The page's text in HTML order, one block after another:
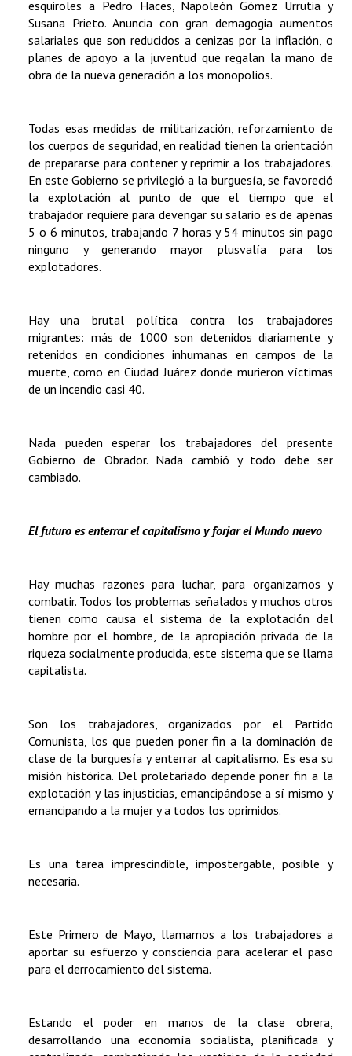
esquiroles a Pedro Haces, Napoleón Gómez Urrutia y
Susana Prieto. Anuncia con gran demagogia aumentos
salariales que son reducidos a cenizas por la inflación, o
planes de apoyo a la juventud que regalan la mano de
obra de la nueva generación a los monopolios.
Todas esas medidas de militarización, reforzamiento de
los cuerpos de seguridad, en realidad tienen la orientación
de prepararse para contener y reprimir a los trabajadores.
En este Gobierno se privilegió a la burguesía, se favoreció
la explotación al punto de que el tiempo que el
trabajador requiere para devengar su salario es de apenas
5 o 6 minutos, trabajando 7 horas y 54 minutos sin pago
ninguno y generando mayor plusvalía para los
explotadores.
Hay una brutal política contra los trabajadores
migrantes: más de 1000 son detenidos diariamente y
retenidos en condiciones inhumanas en campos de la
muerte, como en Ciudad Juárez donde murieron víctimas
de un incendio casi 40.
Nada pueden esperar los trabajadores del presente
Gobierno de Obrador. Nada cambió y todo debe ser
cambiado.
El futuro es enterrar el capitalismo y forjar el Mundo nuevo
Hay muchas razones para luchar, para organizarnos y
combatir. Todos los problemas señalados y muchos otros
tienen como causa el sistema de la explotación del
hombre por el hombre, de la apropiación privada de la
riqueza socialmente producida, este sistema que se llama
capitalista.
Son los trabajadores, organizados por el Partido
Comunista, los que pueden poner fin a la dominación de
clase de la burguesía y enterrar al capitalismo. Es esa su
misión histórica. Del proletariado depende poner fin a la
explotación y las injusticias, emancipándose a sí mismo y
emancipando a la mujer y a todos los oprimidos.
Es una tarea imprescindible, impostergable, posible y
necesaria.
Este Primero de Mayo, llamamos a los trabajadores a
aportar su esfuerzo y consciencia para acelerar el paso
para el derrocamiento del sistema.
Estando el poder en manos de la clase obrera,
desarrollando una economía socialista, planificada y